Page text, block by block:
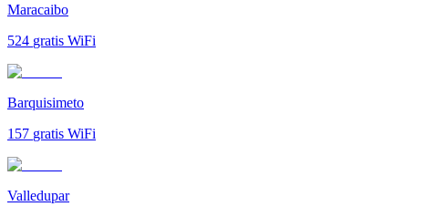
Maracaibo
524 gratis WiFi
Barquisimeto
157 gratis WiFi
Valledupar